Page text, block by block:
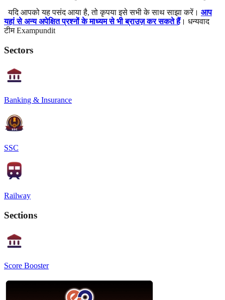
यदि आपको यह पसंद आया है, तो कृपया इसे सभी के साथ साझा करें। आप
यहां से अन्य अपेक्षित प्रश्नों के माध्यम से भी ब्राउज़ कर सकते हैं। धन्यवाद
टीम Exampundit
Sectors
Banking & Insurance
SSC
Railway
Sections
Score Booster